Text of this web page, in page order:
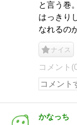
と言う巻
はっきり
なれるの
ナイス
コメント
かなっち